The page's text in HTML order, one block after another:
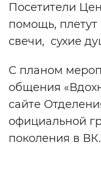
Посетители
помощь,
свечи, сухие
С планом
общения
сайте
официальной
поколения в ВК.